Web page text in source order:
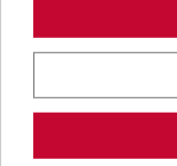
ARENA